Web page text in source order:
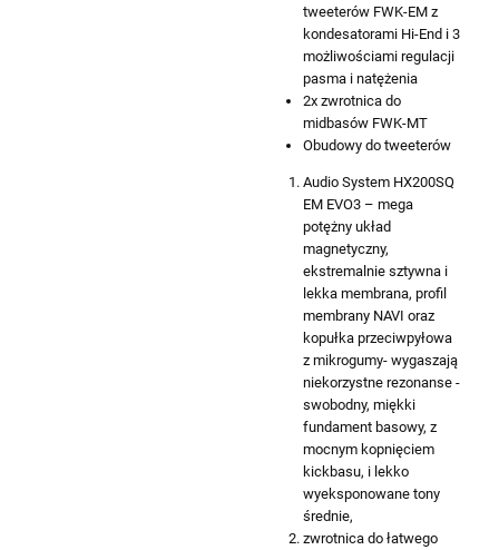
tweeterów FWK-EM z
kondesatorami Hi-End i 3
możliwościami regulacji
pasma i natężenia
2x zwrotnica do
midbasów FWK-MT
Obudowy do tweeterów
Audio System HX200SQ
EM EVO3 – mega
potężny układ
magnetyczny,
ekstremalnie sztywna i
lekka membrana, profil
membrany NAVI oraz
kopułka przeciwpyłowa
z mikrogumy- wygaszają
niekorzystne rezonanse -
swobodny, miękki
fundament basowy, z
mocnym kopnięciem
kickbasu, i lekko
wyeksponowane tony
średnie,
zwrotnica do łatwego